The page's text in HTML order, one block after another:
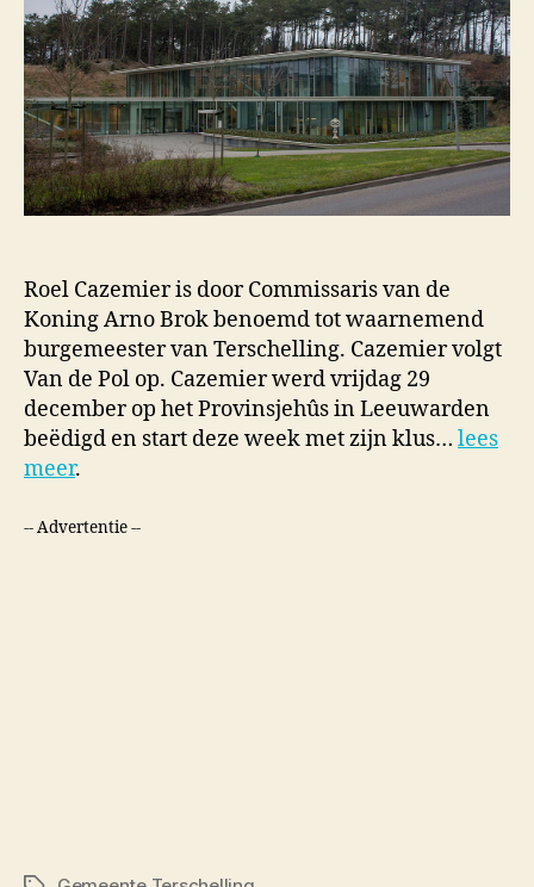
Roel Cazemier is door Commissaris van de
Koning Arno Brok benoemd tot waarnemend
burgemeester van Terschelling. Cazemier volgt
Van de Pol op. Cazemier werd vrijdag 29
december op het Provinsjehûs in Leeuwarden
beëdigd en start deze week met zijn klus… lees
meer.
-- Advertentie --